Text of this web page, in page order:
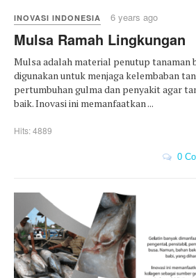
INOVASI INDONESIA 6 years ago
Mulsa Ramah Lingkungan
Mulsa adalah material penutup tanaman
digunakan untuk menjaga kelembaban
pertumbuhan gulma dan penyakit agar
baik. Inovasi ini memanfaatkan ...
Hits: 4889
0